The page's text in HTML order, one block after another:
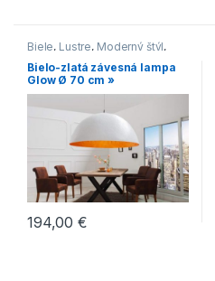
Biele, Lustre, Moderný štýl,
Zlaté
Bielo-zlatá závesná lampa
Glow Ø 70 cm »
194,00€